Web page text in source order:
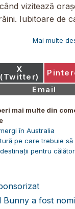
vizitează
Iubitoare de
Mai multe
Share
on
X
(Twitter) Share
Share
on
Email
mai multe din
în Australia
pe care trebuie
pentru
Bunny a fost